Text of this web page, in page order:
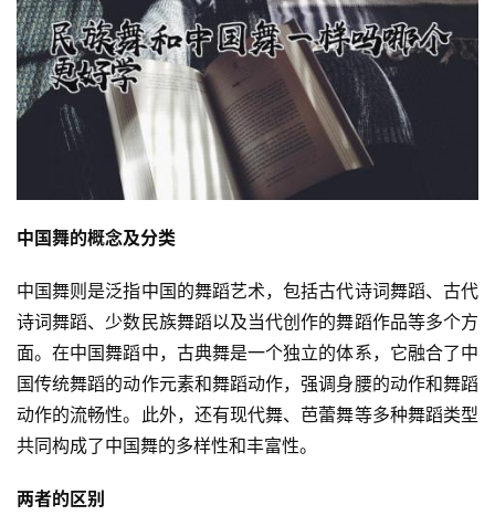
中国舞的概念及分类
中国舞则是泛指中国的舞蹈艺术，包括古代诗词舞蹈、古代
诗词舞蹈、少数民族舞蹈以及当代创作的舞蹈作品等多个方
面。在中国舞蹈中，古典舞是一个独立的体系，它融合了中
国传统舞蹈的动作元素和舞蹈动作，强调身腰的动作和舞蹈
动作的流畅性。此外，还有现代舞、芭蕾舞等多种舞蹈类型
共同构成了中国舞的多样性和丰富性。
两者的区别